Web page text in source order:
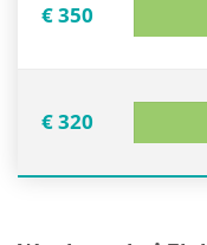
€ 350
€ 320